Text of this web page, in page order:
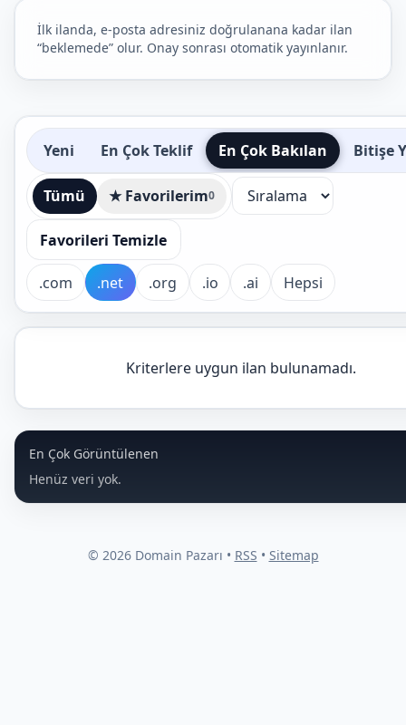
İlk ilanda, e-posta adresiniz doğrulanana kadar ilan
“beklemede” olur. Onay sonrası otomatik yayınlanır.
Yeni En Çok Teklif En Çok Bakılan Bitişe
Tümü ★ Favorilerim0
Favorileri Temizle
.com .net .org .io .ai Hepsi
Kriterlere uygun ilan bulunamadı.
En Çok Görüntülenen
Henüz veri yok.
© 2026 Domain Pazarı • RSS • Sitemap